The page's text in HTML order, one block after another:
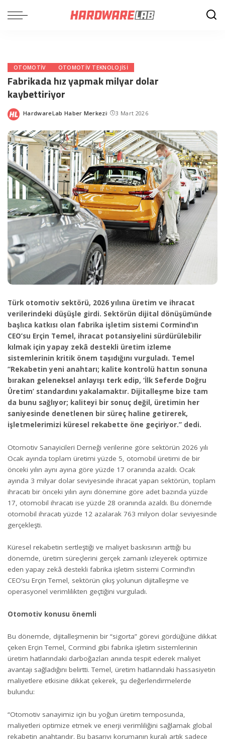
OTOMOTIV OTOMOTIV TEKNOLOJISI
Fabrikada hız yapmak milyar dolar
kaybettiriyor
Posted
HardwareLab Haber Merkezi 3 Mart 2026
Türk otomotiv sektörü, 2026 yılına üretim ve ihracat
verilerindeki düşüşle girdi. Sektörün dijital dönüşümünde
başlıca katkısı olan fabrika işletim sistemi Cormind’ın
CEO’su Erçin Temel, ihracat potansiyelini sürdürülebilir
kılmak için yapay zekâ destekli üretim izleme
sistemlerinin kritik önem taşıdığını vurguladı. Temel
“Rekabetin yeni anahtarı; kalite kontrolü hattın sonuna
bırakan geleneksel anlayışı terk edip, ‘İlk Seferde Doğru
Üretim’ standardını yakalamaktır. Dijitalleşme bize tam
da bunu sağlıyor; kaliteyi bir sonuç değil, üretimin her
saniyesinde denetlenen bir süreç haline getirerek,
işletmelerimizi küresel rekabette öne geçiriyor.” dedi.
Otomotiv Sanayicileri Derneği verilerine göre sektörün 2026 yılı
Ocak ayında toplam üretimi yüzde 5, otomobil üretimi de bir
önceki yılın aynı ayına göre yüzde 17 oranında azaldı. Ocak
ayında 3 milyar dolar seviyesinde ihracat yapan sektörün, toplam
ihracatı bir önceki yılın aynı dönemine göre adet bazında yüzde
17, otomobil ihracatı ise yüzde 28 oranında azaldı. Bu dönemde
otomobil ihracatı yüzde 12 azalarak 763 milyon dolar seviyesinde
gerçekleşti.
Küresel rekabetin sertleştiği ve maliyet baskısının arttığı bu
dönemde, üretim süreçlerini gerçek zamanlı izleyerek optimize
eden yapay zekâ destekli fabrika işletim sistemi Cormind’ın
CEO’su Erçin Temel, sektörün çıkış yolunun dijitalleşme ve
operasyonel verimlilikten geçtiğini vurguladı.
Otomotiv konusu önemli
Bu dönemde, dijitalleşmenin bir “sigorta” görevi gördüğüne dikkat
çeken Erçin Temel, Cormind gibi fabrika işletim sistemlerinin
üretim hatlarındaki darboğazları anında tespit ederek maliyet
avantajı sağladığını belirtti. Temel, üretim hatlarındaki hassasiyetin
maliyetlere etkisine dikkat çekerek, şu değerlendirmelerde
bulundu:
“Otomotiv sanayimiz için bu yoğun üretim temposunda,
maliyetleri optimize etmek ve enerji verimliliğini sağlamak global
rekabetin anahtarıdır. Bu başarıyı korumanın kuralı artık sadece